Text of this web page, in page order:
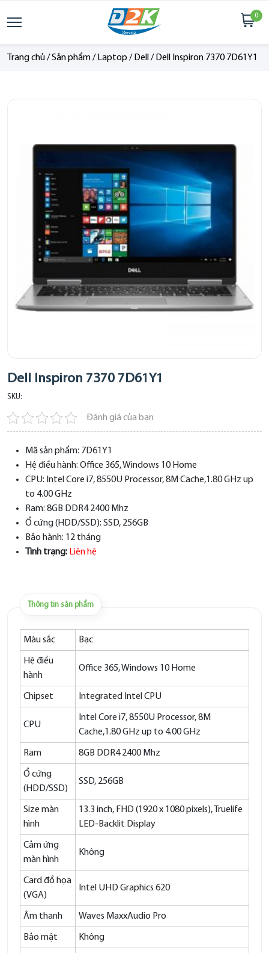
0
Trang chủ/Sản phẩm/ Laptop / Dell / Dell Inspiron 7370 7D61Y1
Dell Inspiron 7370 7D61Y1
SKU:
Đánh giá của bạn
Mã sản phẩm: 7D61Y1
Hệ điều hành: Office 365, Windows 10 Home
CPU: Intel Core i7, 8550U Processor, 8M Cache,1.80 GHz up
to 4.00 GHz
Ram: 8GB DDR4 2400 Mhz
Ổ cứng (HDD/SSD): SSD, 256GB
Bảo hành: 12 tháng
Tình trạng: Liên hệ
Thông tin sản phẩm
Màu sắc Bạc
Hệ điều
hành
Office 365, Windows 10 Home
Chipset Integrated Intel CPU
CPU
Intel Core i7, 8550U Processor, 8M
Cache,1.80 GHz up to 4.00 GHz
Ram 8GB DDR4 2400 Mhz
Ổ cứng
(HDD/SSD)
SSD, 256GB
Size màn
hình
13.3 inch, FHD (1920 x 1080 pixels), Truelife
LED-Backlit Display
Cảm ứng
màn hình
Không
Card đồ họa
(VGA)
Intel UHD Graphics 620
Âm thanh Waves MaxxAudio Pro
Bảo mật Không